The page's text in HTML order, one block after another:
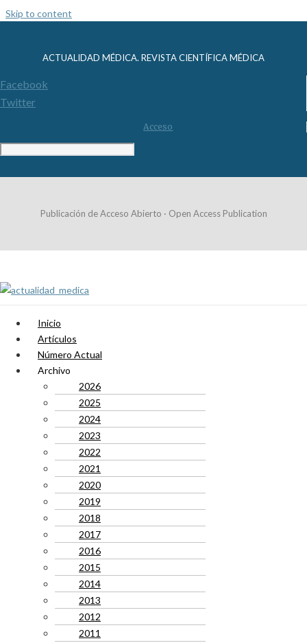
Skip to content
ACTUALIDAD MÉDICA. REVISTA CIENTÍFICA MÉDICA
Facebook
Twitter
Acceso
Publicación de Acceso Abierto · Open Access Publication
Inicio
Artículos
Número Actual
Archivo
2026
2025
2024
2023
2022
2021
2020
2019
2018
2017
2016
2015
2014
2013
2012
2011